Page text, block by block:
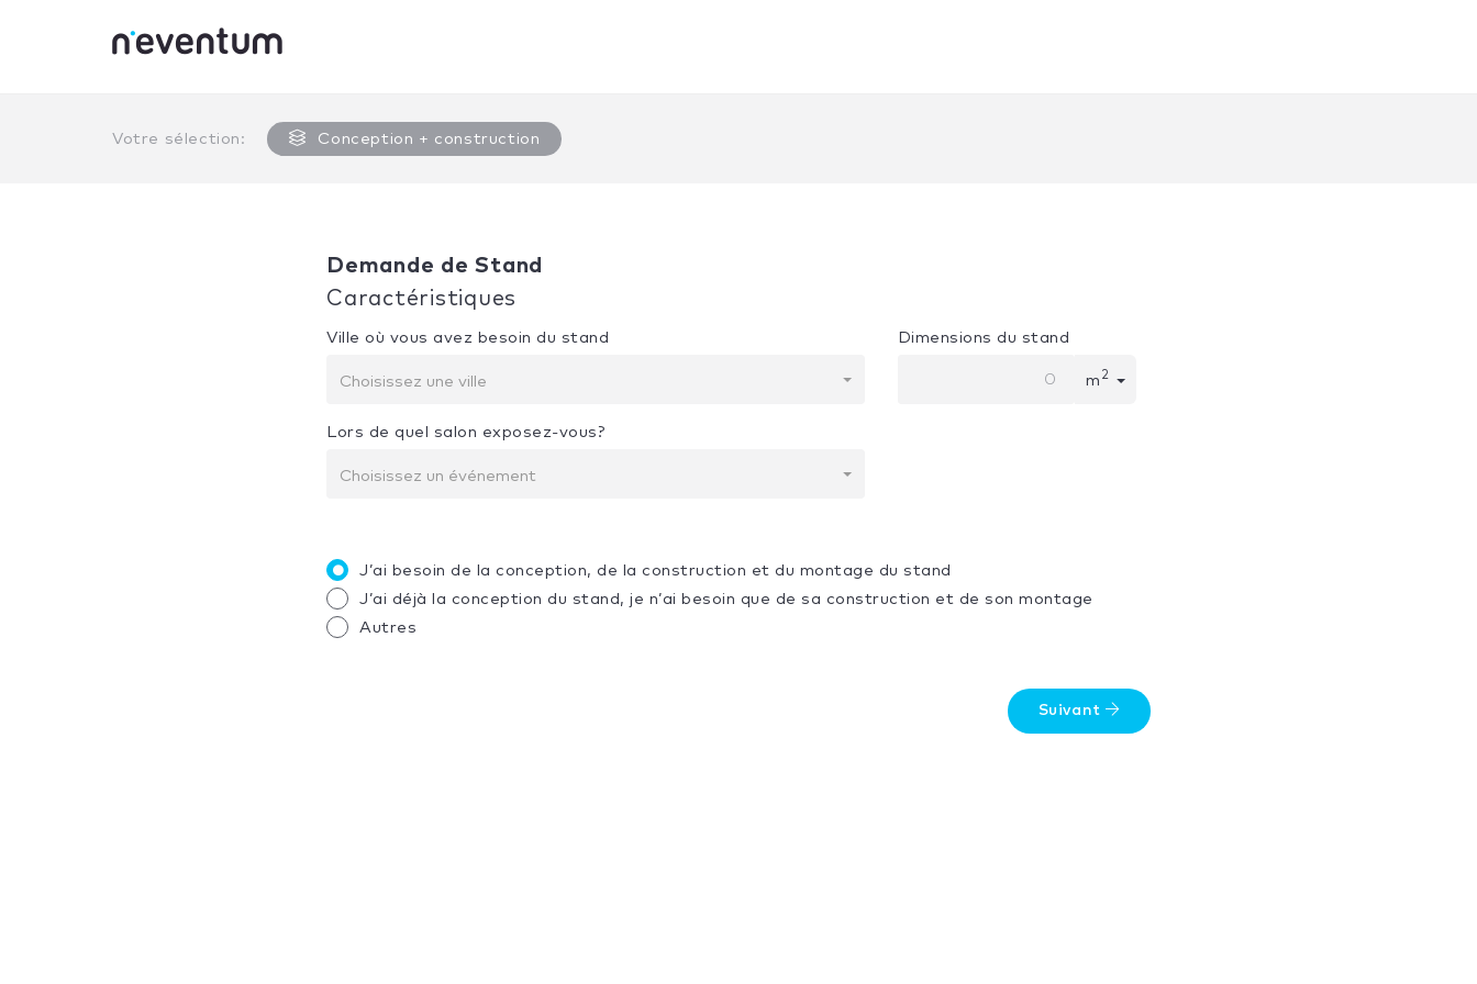
Votre sélection: Conception + construction
Demande de Stand
Caractéristiques
Ville où vous avez besoin du stand
Choisissez une ville
Lors de quel salon exposez-vous?
Choisissez un événement
Dimensions du stand
m 2
J’ai besoin de la conception, de la construction et du montage du stand
J’ai déjà la conception du stand, je n’ai besoin que de sa construction et de son montage
Autres
Suivant